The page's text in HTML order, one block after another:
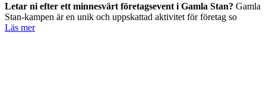
Letar ni efter ett minnesvärt företagsevent i Gamla Stan? Gamla
Stan-kampen är en unik och uppskattad aktivitet för företag so
Läs mer